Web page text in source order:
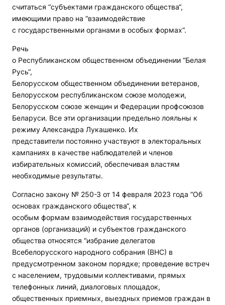
считаться “субъектами гражданского общества“,
имеющими право на “взаимодействие
с государственными органами в особых формах“.
Речь
о Республиканском общественном объединении “Белая
Русь“,
Белорусском общественном объединении ветеранов,
Белорусском республиканском союзе молодежи,
Белорусском союзе женщин и Федерации профсоюзов
Беларуси. Все эти организации предельно лояльны к
режиму Александра Лукашенко. Их
представители постоянно участвуют в электоральных
кампаниях в качестве наблюдателей и членов
избирательных комиссий, обеспечивая властям
необходимые результаты.
Согласно закону № 250-З от 14 февраля 2023 года “Об
основах гражданского общества“, к
особым формам взаимодействия государственных
органов (организаций) и субъектов гражданского
общества относятся “избрание делегатов
Всебелорусского народного собрания (ВНС) в
предусмотренном законом порядке; проведение встреч
с населением, трудовыми коллективами, прямых
телефонных линий, диалоговых площадок,
общественных приемных, выездных приемов граждан в